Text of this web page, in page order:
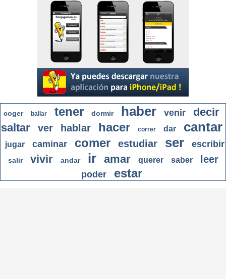
coger bailar tener dormir haber venir
decir
saltar
ver hablar hacer correr dar cantar
jugar caminar comer estudiar ser escribir
salir vivir andar ir amar querer saber leer
poder estar